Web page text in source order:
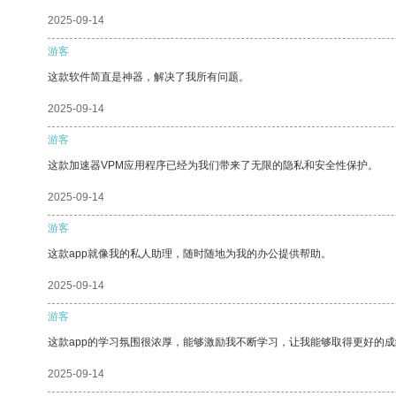
2025-09-14
游客
这款软件简直是神器，解决了我所有问题。
2025-09-14
游客
这款加速器VPM应用程序已经为我们带来了无限的隐私和安全性保护。
2025-09-14
游客
这款app就像我的私人助理，随时随地为我的办公提供帮助。
2025-09-14
游客
这款app的学习氛围很浓厚，能够激励我不断学习，让我能够取得更好的
2025-09-14